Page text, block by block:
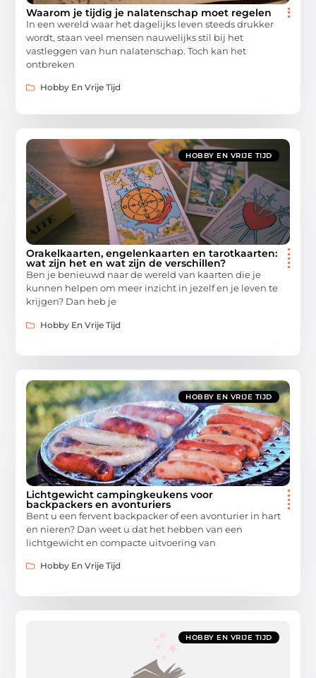
Waarom je tijdig je nalatenschap moet regelen
In een wereld waar het dagelijks leven steeds drukker
wordt, staan veel mensen nauwelijks stil bij het
vastleggen van hun nalatenschap. Toch kan het
ontbreken
Hobby En Vrije Tijd
HOBBY EN VRIJE TIJD
Orakelkaarten, engelenkaarten en tarotkaarten:
wat zijn het en wat zijn de verschillen?
Ben je benieuwd naar de wereld van kaarten die je
kunnen helpen om meer inzicht in jezelf en je leven te
krijgen? Dan heb je
Hobby En Vrije Tijd
HOBBY EN VRIJE TIJD
Lichtgewicht campingkeukens voor
backpackers en avonturiers
Bent u een fervent backpacker of een avonturier in hart
en nieren? Dan weet u dat het hebben van een
lichtgewicht en compacte uitvoering van
Hobby En Vrije Tijd
HOBBY EN VRIJE TIJD